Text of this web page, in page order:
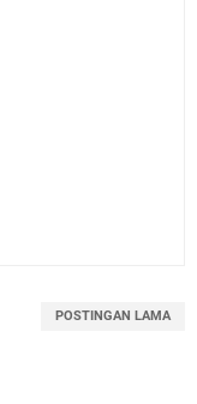
POSTINGAN LAMA